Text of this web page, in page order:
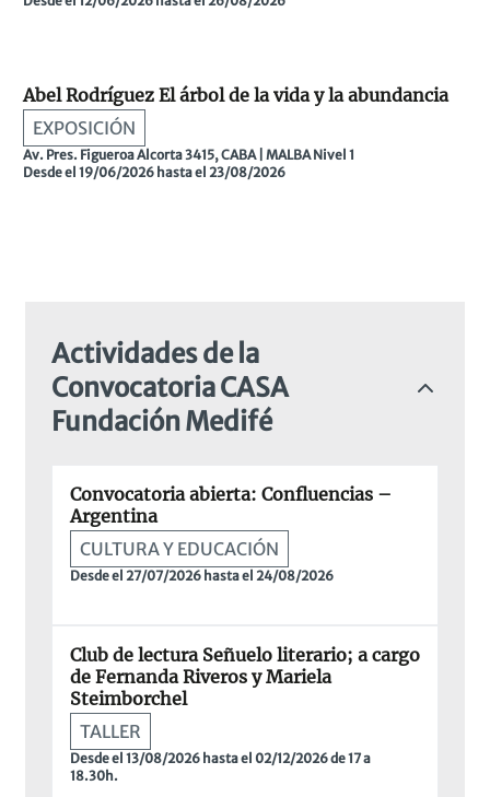
Abel Rodríguez El árbol de la vida y la abundancia
EXPOSICIÓN
Av. Pres. Figueroa Alcorta 3415, CABA | MALBA Nivel 1
Desde el 19/06/2026 hasta el 23/08/2026
Actividades de la
Convocatoria CASA
Fundación Medifé
Convocatoria abierta: Confluencias –
Argentina
CULTURA Y EDUCACIÓN
Desde el 27/07/2026 hasta el 24/08/2026
Club de lectura Señuelo literario; a cargo
de Fernanda Riveros y Mariela
Steimborchel
TALLER
Desde el 13/08/2026 hasta el 02/12/2026 de 17 a
18.30h.